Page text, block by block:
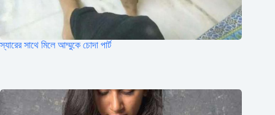
স্যারের সাথে মিলে আম্মুকে চোদা পার্ট